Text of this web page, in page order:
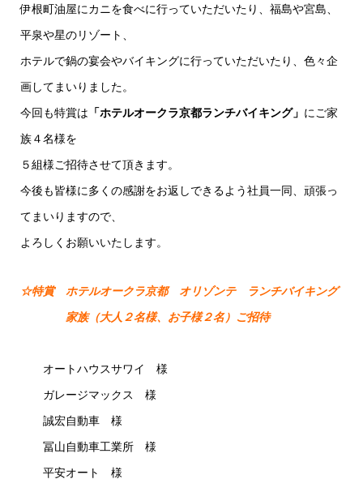
伊根町油屋にカニを食べに行っていただいたり、福島や宮島、
平泉や星のリゾート、
ホテルで鍋の宴会やバイキングに行っていただいたり、色々企
画してまいりました。
今回も特賞は 「ホテルオークラ京都ランチバイキング」 にご家
族４名様を
５組様ご招待させて頂きます。
今後も皆様に多くの感謝をお返しできるよう社員一同、頑張っ
てまいりますので、
よろしくお願いいたします。
☆特賞 ホテルオークラ京都 オリゾンテ ランチバイキング
家族（大人２名様、お子様２名）ご招待
オートハウスサワイ 様
ガレージマックス 様
誠宏自動車 様
冨山自動車工業所 様
平安オート 様